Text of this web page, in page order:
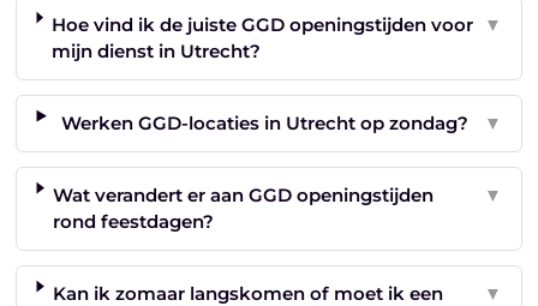
Hoe vind ik de juiste GGD openingstijden voor
mijn dienst in Utrecht?
▼
Werken GGD-locaties in Utrecht op zondag? ▼
Wat verandert er aan GGD openingstijden
rond feestdagen?
▼
Kan ik zomaar langskomen of moet ik een
▼